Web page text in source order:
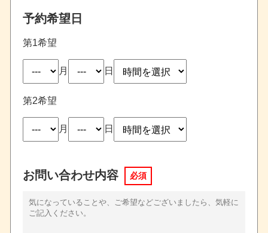
予約希望日
第1希望
月 日
第2希望
月 日
お問い合わせ内容 必須